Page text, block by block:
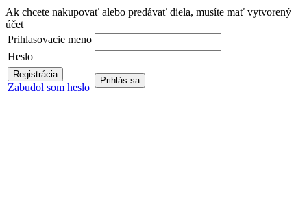
Ak chcete nakupovať alebo predávať diela, musíte mať vytvorený
účet
Prihlasovacie meno
Heslo
Zabudol som heslo